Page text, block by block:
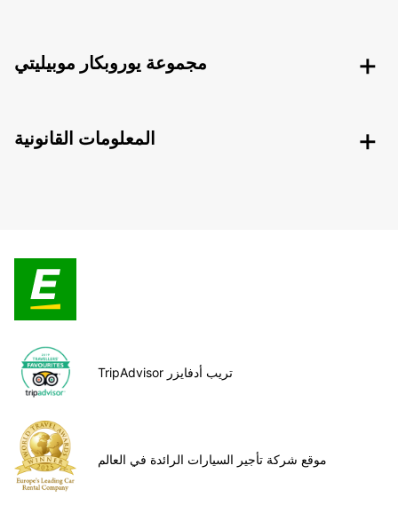
مجموعة يوروبكار موبيليتي
المعلومات القانونية
TripAdvisor تريب أدفايزر
موقع شركة تأجير السيارات الرائدة في العالم